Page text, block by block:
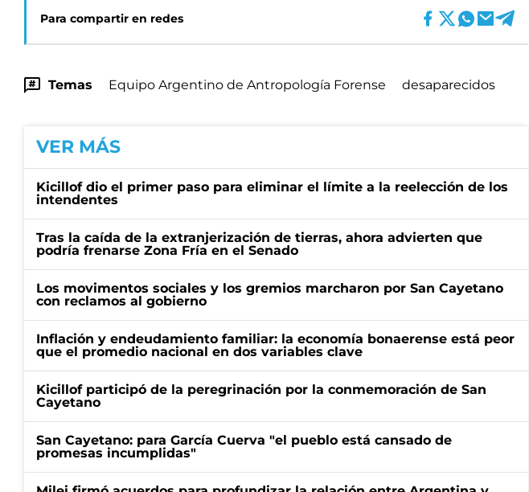
Para compartir en redes
Temas Equipo Argentino de Antropología Forense desaparecidos
VER MÁS
Kicillof dio el primer paso para eliminar el límite a la reelección de los
intendentes
Tras la caída de la extranjerización de tierras, ahora advierten que
podría frenarse Zona Fría en el Senado
Los movimentos sociales y los gremios marcharon por San Cayetano
con reclamos al gobierno
Inflación y endeudamiento familiar: la economía bonaerense está peor
que el promedio nacional en dos variables clave
Kicillof participó de la peregrinación por la conmemoración de San
Cayetano
San Cayetano: para García Cuerva "el pueblo está cansado de
promesas incumplidas"